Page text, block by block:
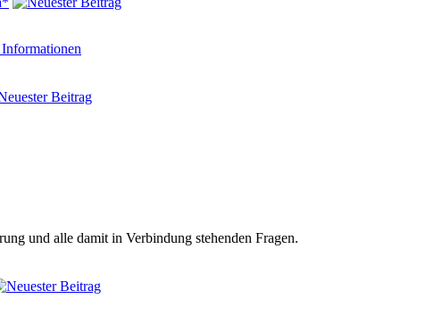
und alle damit in Verbindung stehenden Fragen.